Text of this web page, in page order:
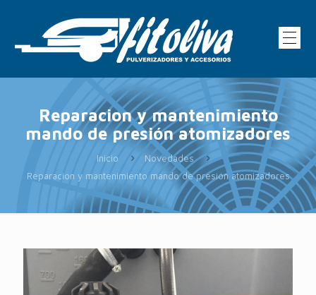
Reparacion y mantenimiento
mando de presión atomizadores
Inicio
Novedades
Reparacion y mantenimiento mando de presión atomizadores